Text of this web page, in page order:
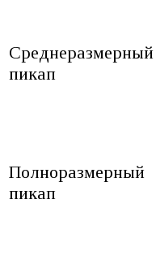
Среднеразмерный
пикап
Полноразмерный
пикап